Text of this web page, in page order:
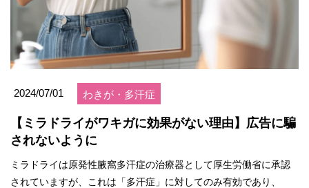
2024/07/01 わきが・多汗症
【ミラドライがワキガに効果がない理由】広告に騙
されないように
ミラドライは原発性腋窩多汗症の治療器として厚生労働省に承認
されていますが、これは「多汗症」に対してのみ有効であり、